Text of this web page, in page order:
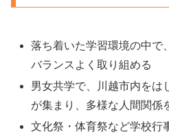
落ち着いた学習環境の中で
バランスよく取り組める
男女共学で、川越市内をは
が集まり、多様な人間関係
文化祭・体育祭など学校行